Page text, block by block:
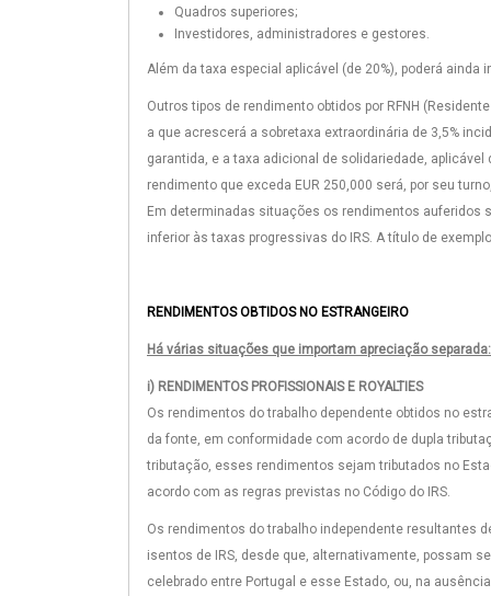
Quadros superiores;
Investidores, administradores e gestores.
Além da taxa especial aplicável (de 20%), poderá
Outros tipos de rendimento obtidos por RFNH
a que acrescerá a sobretaxa extraordinária de 3,5%
garantida, e a taxa adicional de solidariedade,
rendimento que exceda EUR 250,000 será, por seu
Em determinadas situações os rendimentos auferidos
inferior às taxas progressivas do IRS. A título de
RENDIMENTOS OBTIDOS NO ESTRANGEIRO
Há várias situações que importam apreciação separada:
i) RENDIMENTOS PROFISSIONAIS E ROYALTIES
Os rendimentos do trabalho dependente obtidos no
da fonte, em conformidade com acordo de dupla
tributação, esses rendimentos sejam tributados no
acordo com as regras previstas no Código do IRS.
Os rendimentos do trabalho independente resultantes
isentos de IRS, desde que, alternativamente, possam
celebrado entre Portugal e esse Estado, ou, na